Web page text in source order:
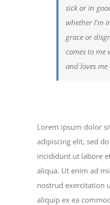
sick or in
whether I’m
grace or
comes to me
and loves me
Lorem ipsum dolor
adipiscing elit, sed
incididunt ut labore
aliqua. Ut enim ad
nostrud exercitation
aliquip ex ea